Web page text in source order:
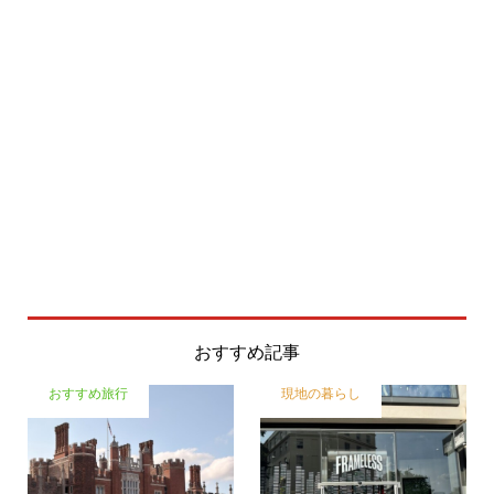
おすすめ記事
おすすめ旅行 現地の暮らし